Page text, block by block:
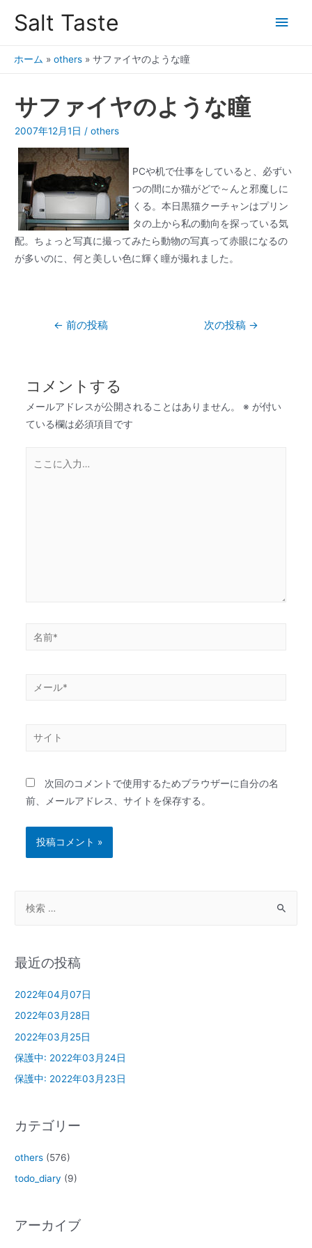
Salt Taste
ホーム » others » サファイヤのような瞳
サファイヤのような瞳
2007年12月1日 /others
PCや机で仕事をしていると、必ずい
つの間にか猫がどで～んと邪魔しに
くる。本日黒猫クーチャンはプリン
タの上から私の動向を探っている気
配。ちょっと写真に撮ってみたら動物の写真って赤眼になるの
が多いのに、何と美しい色に輝く瞳が撮れました。
← 前の投稿 次の投稿 →
コメントする
メールアドレスが公開されることはありません。 ※ が付い
ている欄は必須項目です
次回のコメントで使用するためブラウザーに自分の名
前、メールアドレス、サイトを保存する。
最近の投稿
2022年04月07日
2022年03月28日
2022年03月25日
保護中: 2022年03月24日
保護中: 2022年03月23日
カテゴリー
others (576)
todo_diary (9)
アーカイブ